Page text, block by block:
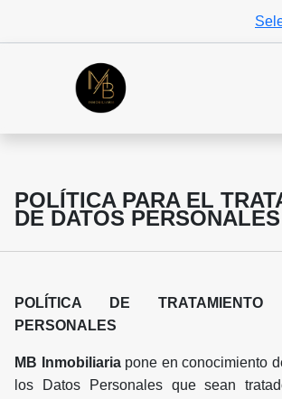
POLÍTICA PARA EL
DE DATOS PERSONALES
POLÍTICA DE
PERSONALES
MB Inmobiliaria pone en conocimiento
los Datos Personales que sean